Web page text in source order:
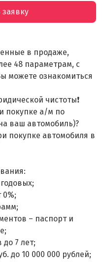
в продаже,
48 параметрам, с
можете ознакомиться
чистоты❗
покупке а/м по
ваш автомобиль)?
покупке автомобиля в
– паспорт и
7 лет;
до 10 000 000 рублей;